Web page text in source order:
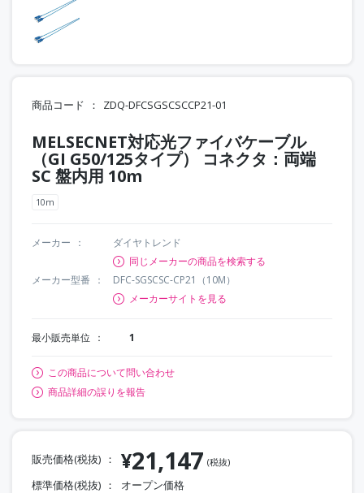
商品コード ZDQ-DFCSGSCSCCP21-01
MELSECNET対応光ファイバケーブル
（GI G50/125タイプ） コネクタ：両端
SC 盤内用 10m
10m
メーカー
ダイヤトレンド
同じメーカーの商品を検索する
メーカー型番
DFC-SGSCSC-CP21（10M）
メーカーサイトを見る
最小販売単位 1
この商品について問い合わせ
商品詳細の誤りを報告
販売価格(税抜) ¥21,147 (税抜)
標準価格(税抜) オープン価格